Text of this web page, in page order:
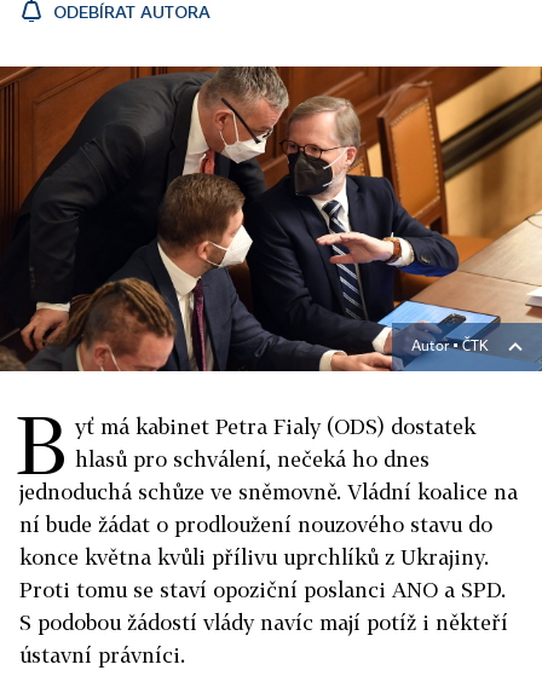
ODEBÍRAT AUTORA
Autor ▪ČTK
B yť má kabinet Petra Fialy (ODS) dostatek
hlasů pro schválení, nečeká ho dnes
jednoduchá schůze ve sněmovně. Vládní koalice na
ní bude žádat o prodloužení nouzového stavu do
konce května kvůli přílivu uprchlíků z Ukrajiny.
Proti tomu se staví opoziční poslanci ANO a SPD.
S podobou žádostí vlády navíc mají potíž i někteří
ústavní právníci.